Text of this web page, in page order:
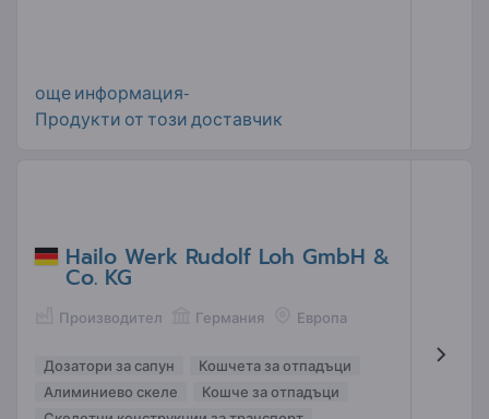
още информация-
Продукти от този доставчик
Hailo Werk Rudolf Loh GmbH &
Co. KG
Производител Германия Европа
Дозатори за сапун
Кошчета за отпадъци
Алиминиево скеле
Кошче за отпадъци